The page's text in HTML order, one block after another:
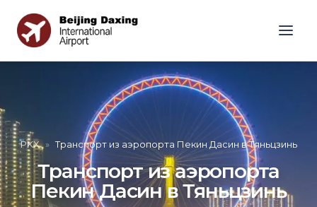
PKX » Транспорт из аэропорта Пекин Дасин в Тяньцзинь
Транспорт из аэропорта
Пекин Дасин в Тяньцзинь